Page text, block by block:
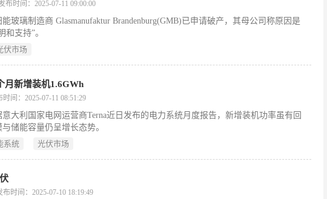
布时间：2025-07-11 09:00:00
玻璃制造商 Glasmanufaktur Brandenburg(GMB)已申请破产，其母公司称原因是
和支持”。
伏市场
月新增装机1.6GWh
时间：2025-07-11 08:51:29
大利国家电网运营商Terna近日发布的电力系统月度报告，新增装机功率虽有回
储能容量仍呈增长态势。
系统 光伏市场
布时间：2025-07-10 18:19:49